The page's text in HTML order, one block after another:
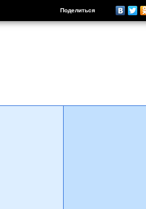
Поделиться